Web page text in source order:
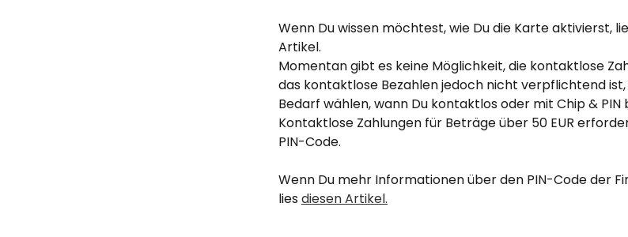
Wenn Du wissen möchtest, wie Du die Karte aktivierst,
Artikel.
Momentan gibt es keine Möglichkeit, die kontaktlose
das kontaktlose Bezahlen jedoch nicht verpflichtend
Bedarf wählen, wann Du kontaktlos oder mit Chip &
Kontaktlose Zahlungen für Beträge über 50 EUR
PIN-Code.
Wenn Du mehr Informationen über den PIN-Code der
lies diesen Artikel.